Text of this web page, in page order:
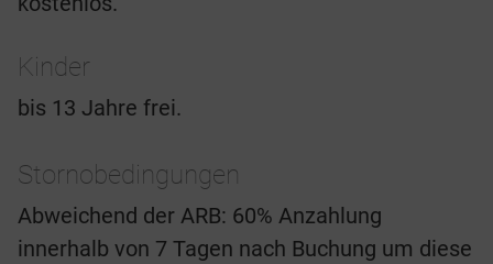
Kinder
bis 13 Jahre frei.
Stornobedingungen
Abweichend der ARB: 60% Anzahlung
innerhalb von 7 Tagen nach Buchung um diese